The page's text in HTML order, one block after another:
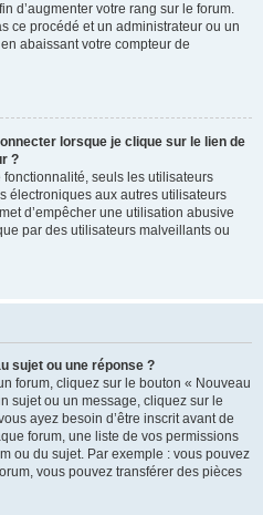
d’augmenter votre rang sur le forum.
ce procédé et un administrateur ou un
abaissant votre compteur de
lorsque je clique sur le lien de
?
seuls les utilisateurs
électroniques aux autres utilisateurs
d’empêcher une utilisation abusive
par des utilisateurs malveillants ou
sujet ou une réponse ?
forum, cliquez sur le bouton « Nouveau
sujet ou un message, cliquez sur le
ayez besoin d’être inscrit avant de
forum, une liste de vos permissions
ou du sujet. Par exemple : vous pouvez
vous pouvez transférer des pièces